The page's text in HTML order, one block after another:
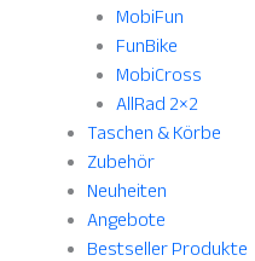
MobiFun
FunBike
MobiCross
AllRad 2×2
Taschen & Körbe
Zubehör
Neuheiten
Angebote
Bestseller Produkte